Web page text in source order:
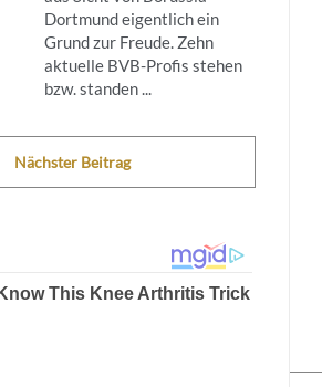
Dortmund eigentlich ein
Grund zur Freude. Zehn
aktuelle BVB-Profis stehen
bzw. standen ...
Nächster Beitrag